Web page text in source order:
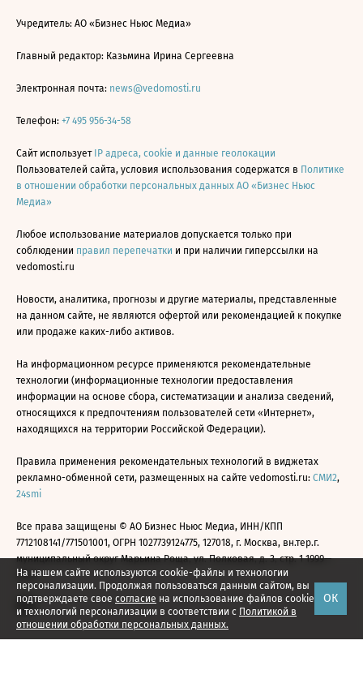
На нашем сайте используются cookie-файлы и технологии
персонализации. Продолжая пользоваться данным сайтом, вы
подтверждаете свое согласие на использование файлов cookie
и технологий персонализации в соответствии с Политикой в
отношении обработки персональных данных.
ОК
Учредитель: АО «Бизнес Ньюс Медиа»
Главный редактор: Казьмина Ирина Сергеевна
Электронная почта: news@vedomosti.ru
Телефон: +7 495 956-34-58
Сайт использует IP адреса, cookie и данные геолокации
Пользователей сайта, условия использования содержатся в Политике
в отношении обработки персональных данных АО «Бизнес Ньюс
Медиа»
Любое использование материалов допускается только при
соблюдении правил перепечатки и при наличии гиперссылки на
vedomosti.ru
Новости, аналитика, прогнозы и другие материалы, представленные
на данном сайте, не являются офертой или рекомендацией к покупке
или продаже каких-либо активов.
На информационном ресурсе применяются рекомендательные
технологии (информационные технологии предоставления
информации на основе сбора, систематизации и анализа сведений,
относящихся к предпочтениям пользователей сети «Интернет»,
находящихся на территории Российской Федерации).
Правила применения рекомендательных технологий в виджетах
рекламно-обменной сети, размещенных на сайте vedomosti.ru: СМИ2,
24smi
Все права защищены © АО Бизнес Ньюс Медиа, ИНН/КПП
7712108141/771501001, ОГРН 1027739124775, 127018, г. Москва, вн.тер.г.
муниципальный округ Марьина Роща, ул. Полковая, д. 3, стр. 1 1999—
2026